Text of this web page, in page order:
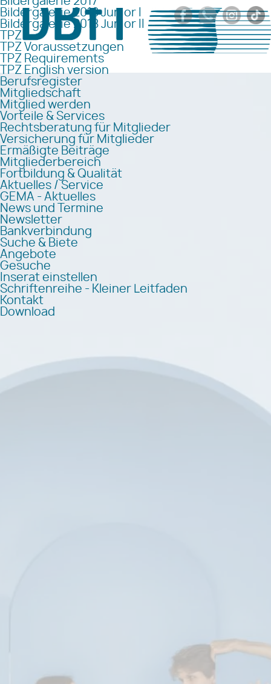
Bildergalerie 2018 Junior I
Bildergalerie 2018 Junior II
TPZ
TPZ Voraussetzungen
TPZ Requirements
TPZ English version
Berufsregister
Mitgliedschaft
Mitglied werden
Vorteile & Services
Rechtsberatung für Mitglieder
Versicherung für Mitglieder
Ermäßigte Beiträge
Mitgliederbereich
Fortbildung & Qualität
Aktuelles / Service
GEMA - Aktuelles
News und Termine
Newsletter
Bankverbindung
Suche & Biete
Angebote
Gesuche
Inserat einstellen
Schriftenreihe - Kleiner Leitfaden
Kontakt
Download